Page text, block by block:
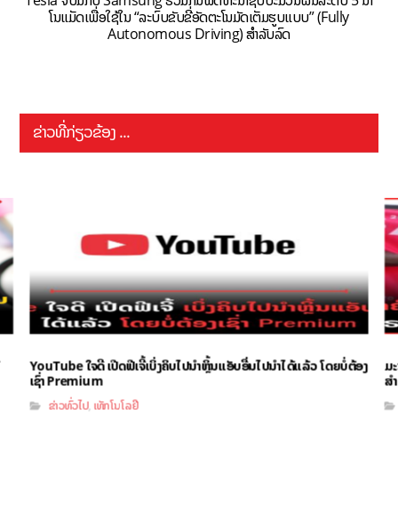
ໂນແມັດເພື່ອໃຊ້ໃນ “ລະບົບຂັບຂີ່ອັດຕະໂນມັດເຕັມຮູບແບບ” (Fully
Autonomous Driving) ສຳລັບລົດ
ຂ່າວທີ່ກ່ຽວຂ້ອງ ...
YouTube ໃຈດີ ເປີດຟີເຈີ້ເບິ່ງຄິບໄປນຳຫຼິ້ນແອັບອື່ນໄປນຳໄດ້ແລ້ວ ໂດຍບໍ່ຕ້ອງ
ເຊົ່າ Premium
ຂ່າວທົ່ວໄປ ເທັກໂນໂລຢີ
ມ
ສ